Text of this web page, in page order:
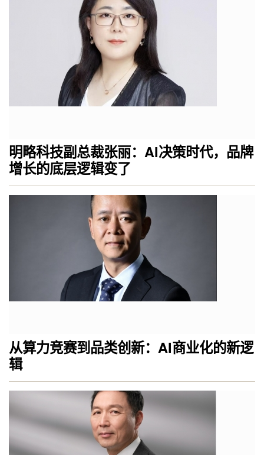
明略科技副总裁张丽：AI决策时代，品牌
增长的底层逻辑变了
从算力竞赛到品类创新：AI商业化的新逻
辑